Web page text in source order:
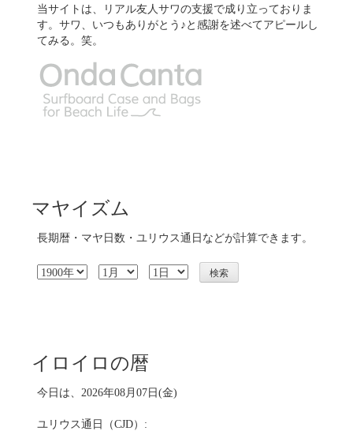
当サイトは、リアル友人サワの支援で成り立っておりま
す。サワ、いつもありがとう♪と感謝を述べてアピールし
てみる。笑。
マヤイズム
長期暦・マヤ日数・ユリウス通日などが計算できます。
イロイロの暦
今日は、2026年08月07日(金)
ユリウス通日（CJD）: